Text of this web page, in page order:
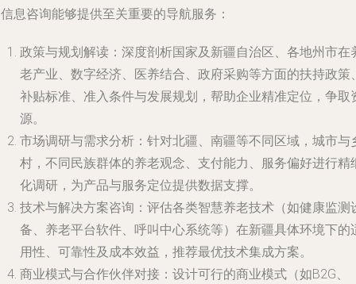
息咨询能够提供至关重要的导航服务：
政策与规划解读 ：深度剖析国家及新疆自治区、各地州市在
老产业、数字经济、医养结合、政府采购等方面的扶持政策
补贴标准、准入条件与发展规划，帮助企业精准定位，争取
源。
市场调研与需求分析 ：针对北疆、南疆等不同区域，城市与
村，不同民族群体的养老观念、支付能力、服务偏好进行精
化调研，为产品与服务定位提供数据支撑。
技术与解决方案咨询 ：评估各类智慧养老技术（如健康监测
备、养老平台软件、呼叫中心系统等）在新疆具体环境下的
用性、可靠性及成本效益，推荐最优技术集成方案。
商业模式与合作伙伴对接 ：设计可行的商业模式（如B2G、